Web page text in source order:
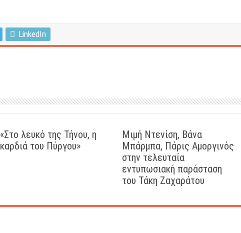
LinkedIn
«Στο λευκό της Τήνου, η
καρδιά του Πύργου»
Μιμή Ντενίση, Βάνα
Μπάρμπα, Πάρις Αμοργινός
στην τελευταία
εντυπωσιακή παράσταση
του Τάκη Ζαχαράτου